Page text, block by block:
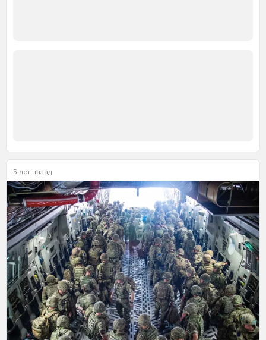
5 лет назад